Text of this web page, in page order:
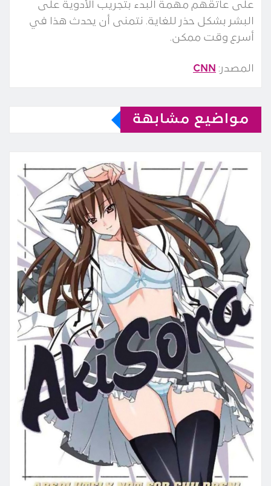
على عاتقهم مهمة البدء بتجريب الأدوية على
البشر بشكل حذر للغاية. نتمنى أن يحدث هذا في
أسرع وقت ممكن.
المصدر: CNN
مواضيع مشابهة